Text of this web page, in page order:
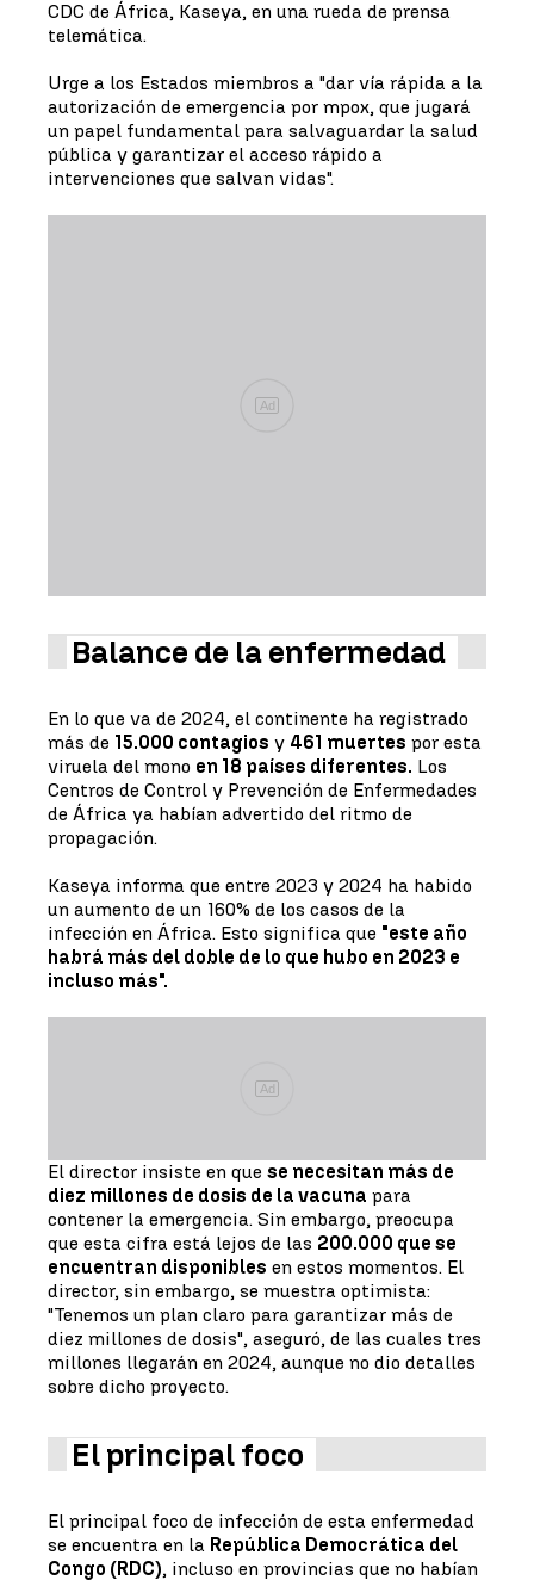
CDC de África, Kaseya, en una rueda de prensa
telemática.
Urge a los Estados miembros a "dar vía rápida a la
autorización de emergencia por mpox, que jugará
un papel fundamental para salvaguardar la salud
pública y garantizar el acceso rápido a
intervenciones que salvan vidas".
Ad
Balance de la enfermedad
En lo que va de 2024, el continente ha registrado
más de 15.000 contagios y 461 muertes por esta
viruela del mono en 18 países diferentes. Los
Centros de Control y Prevención de Enfermedades
de África ya habían advertido del ritmo de
propagación.
Kaseya informa que entre 2023 y 2024 ha habido
un aumento de un 160% de los casos de la
infección en África. Esto significa que "este año
habrá más del doble de lo que hubo en 2023 e
incluso más".
Ad
El director insiste en que se necesitan más de
diez millones de dosis de la vacuna para
contener la emergencia. Sin embargo, preocupa
que esta cifra está lejos de las 200.000 que se
encuentran disponibles en estos momentos. El
director, sin embargo, se muestra optimista:
"Tenemos un plan claro para garantizar más de
diez millones de dosis", aseguró, de las cuales tres
millones llegarán en 2024, aunque no dio detalles
sobre dicho proyecto.
El principal foco
El principal foco de infección de esta enfermedad
se encuentra en la República Democrática del
Congo (RDC), incluso en provincias que no habían